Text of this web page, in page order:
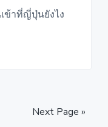
ข้าที่ญี่ปุ่นยังไง
Next Page »